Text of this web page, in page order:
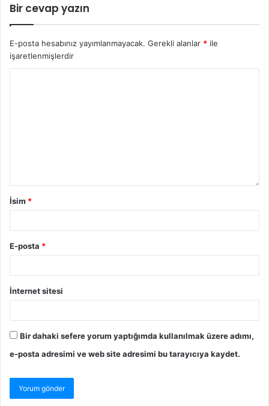
Bir cevap yazın
E-posta hesabınız yayımlanmayacak. Gerekli alanlar * ile
işaretlenmişlerdir
İsim *
E-posta *
İnternet sitesi
Bir dahaki sefere yorum yaptığımda kullanılmak üzere adımı,
e-posta adresimi ve web site adresimi bu tarayıcıya kaydet.